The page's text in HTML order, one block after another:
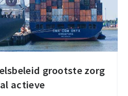
grootste zorg
actieve